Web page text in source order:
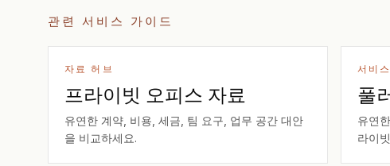
관련 서비스 가이드
자료 허브
프라이빗 오피스 자료
유연한 계약, 비용, 세금, 팀 요구, 업무 공간 대안
을 비교하세요.
서비스
풀
유연
라이